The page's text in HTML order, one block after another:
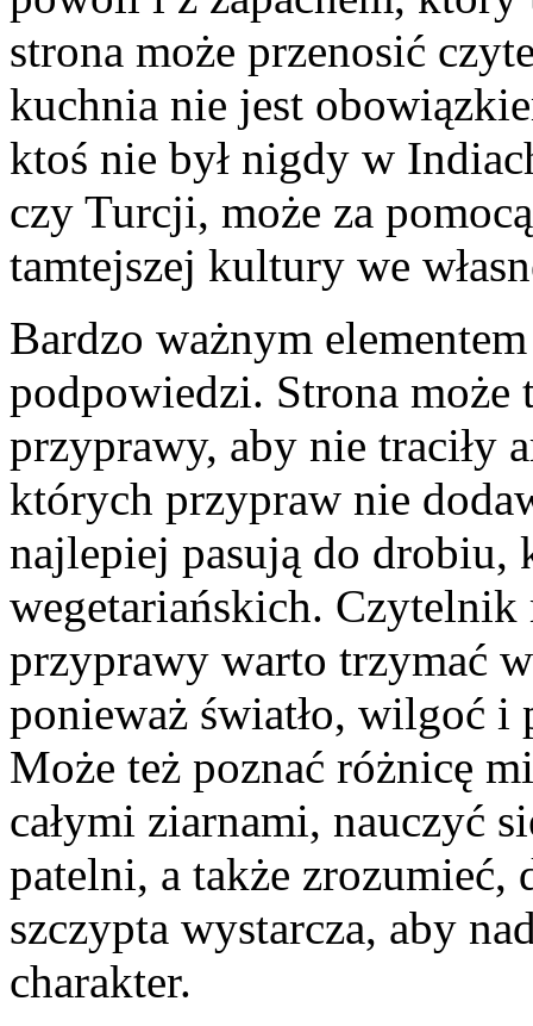
strona może przenosić
kuchnia nie jest
ktoś nie był nigdy w
czy Turcji, może za
tamtejszej kultury we
Bardzo ważnym
podpowiedzi. Strona może
przyprawy, aby nie traciły
których przypraw nie
najlepiej pasują do drobiu,
wegetariańskich. Czytelnik
przyprawy warto trzymać
ponieważ światło, wilgoć i
Może też poznać różnicę
całymi ziarnami, nauczyć
patelni, a także zrozumieć,
szczypta wystarcza, aby
charakter.